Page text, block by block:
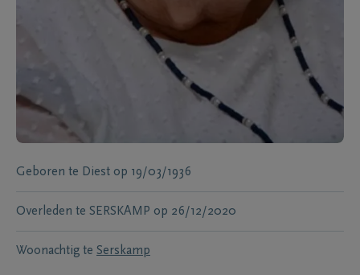
Geboren te Diest op 19/03/1936
Overleden te SERSKAMP op 26/12/2020
Woonachtig te Serskamp